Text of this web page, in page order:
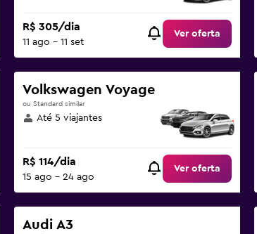
R$ 305/dia
11 ago - 11 set
Ver oferta
Volkswagen Voyage
ou Standard similar
Até 5 viajantes
R$ 114/dia
15 ago - 24 ago
Ver oferta
Audi A3